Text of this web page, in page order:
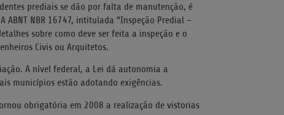
prediais se dão por falta de manutenção, é
ABNT NBR 16747, intitulada “Inspeção Predial –
sobre como deve ser feita a inspeção e o
Civis ou Arquitetos.
A nível federal, a Lei dá autonomia a
municípios estão adotando exigências.
obrigatória em 2008 a realização de vistorias